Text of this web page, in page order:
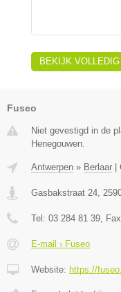
BEKIJK VOLLEDIG
Fuseo
Niet gevestigd in de
Henegouwen.
Antwerpen » Berlaar
Gasbakstraat 24
Tel: 03 284 81 39 ,
E-mail › Fuseo
Website: https://